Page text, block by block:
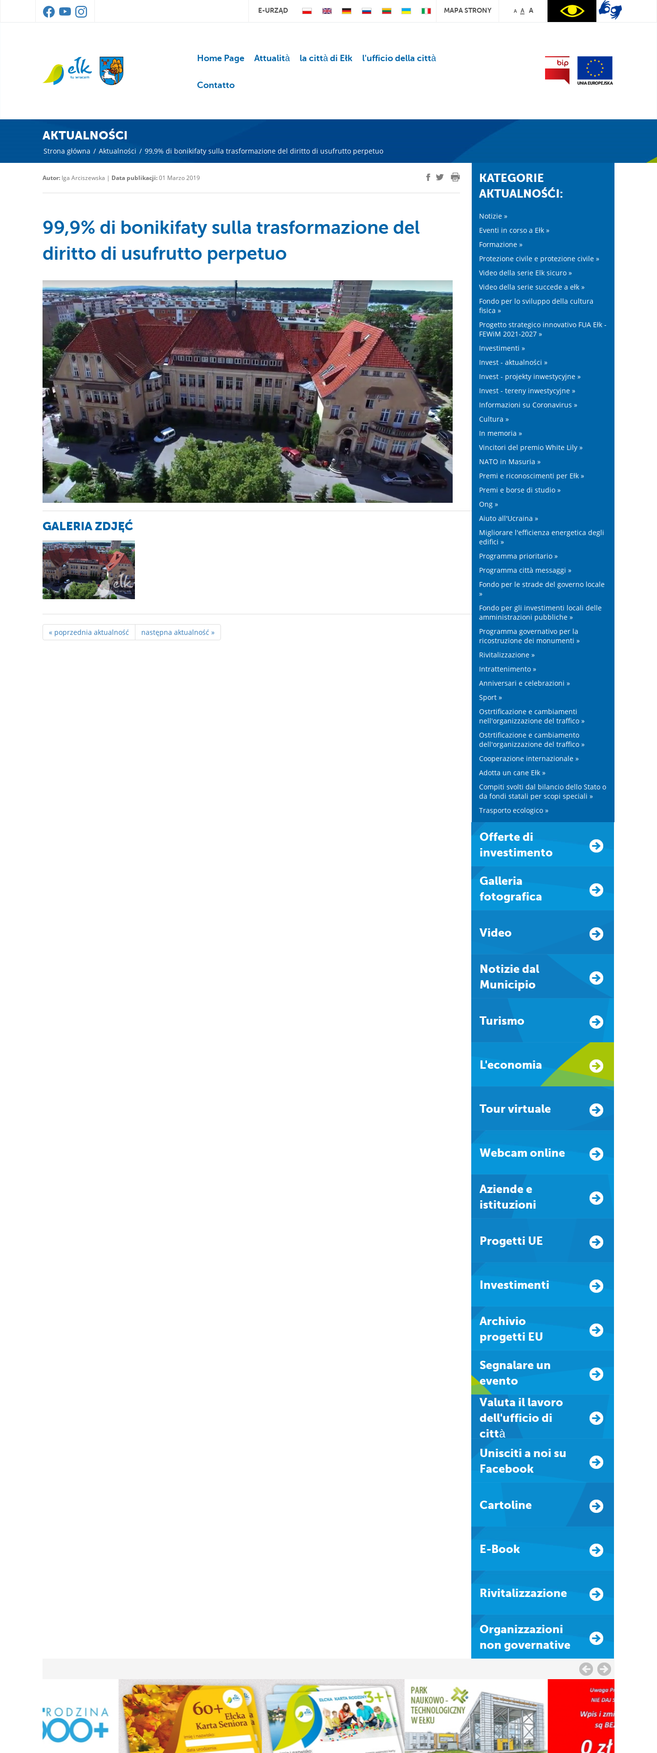
E-URZĄD MAPA STRONY A A A
Home Page Attualità la città di Ełk l'ufficio della città
Contatto
AKTUALNOŚCI
Strona główna / Aktualności / 99,9% di bonikifaty sulla trasformazione del diritto di usufrutto perpetuo
Autor: Iga Arciszewska | Data publikacji:01 Marzo 2019
99,9% di bonikifaty sulla trasformazione del
diritto di usufrutto perpetuo
GALERIA ZDJĘĆ
« poprzednia aktualność następna aktualność »
KATEGORIE
AKTUALNOŚĆI:
Notizie »
Eventi in corso a Ełk »
Formazione »
Protezione civile e protezione civile »
Video della serie Elk sicuro »
Video della serie succede a ełk »
Fondo per lo sviluppo della cultura
fisica »
Progetto strategico innovativo FUA Ełk -
FEWiM 2021-2027 »
Investimenti »
Invest - aktualności »
Invest - projekty inwestycyjne »
Invest - tereny inwestycyjne »
Informazioni su Coronavirus »
Cultura »
In memoria »
Vincitori del premio White Lily »
NATO in Masuria »
Premi e riconoscimenti per Ełk »
Premi e borse di studio »
Ong »
Aiuto all'Ucraina »
Migliorare l'efficienza energetica degli
edifici »
Programma prioritario »
Programma città messaggi »
Fondo per le strade del governo locale
»
Fondo per gli investimenti locali delle
amministrazioni pubbliche »
Programma governativo per la
ricostruzione dei monumenti »
Rivitalizzazione »
Intrattenimento »
Anniversari e celebrazioni »
Sport »
Ostrtificazione e cambiamenti
nell'organizzazione del traffico »
Ostrtificazione e cambiamento
dell'organizzazione del traffico »
Cooperazione internazionale »
Adotta un cane Ełk »
Compiti svolti dal bilancio dello Stato o
da fondi statali per scopi speciali »
Trasporto ecologico »
Offerte di
investimento
Galleria
fotografica
Video
Notizie dal
Municipio
Turismo
L'economia
Tour virtuale
Webcam online
Aziende e
istituzioni
Progetti UE
Investimenti
Archivio
progetti EU
Segnalare un
evento
Valuta il lavoro
dell'ufficio di
città
Unisciti a noi su
Facebook
Cartoline
E-Book
Rivitalizzazione
Organizzazioni
non governative